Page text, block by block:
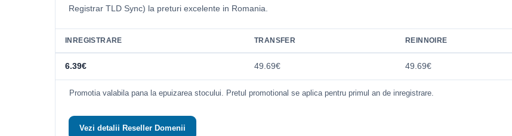
Registrar TLD Sync) la preturi excelente in Romania.
INREGISTRARE TRANSFER REINNOIRE
6.39€ 49.69€ 49.69€
Promotia valabila pana la epuizarea stocului. Pretul promotional se aplica pentru primul an de inregistrare.
Vezi detalii Reseller Domenii